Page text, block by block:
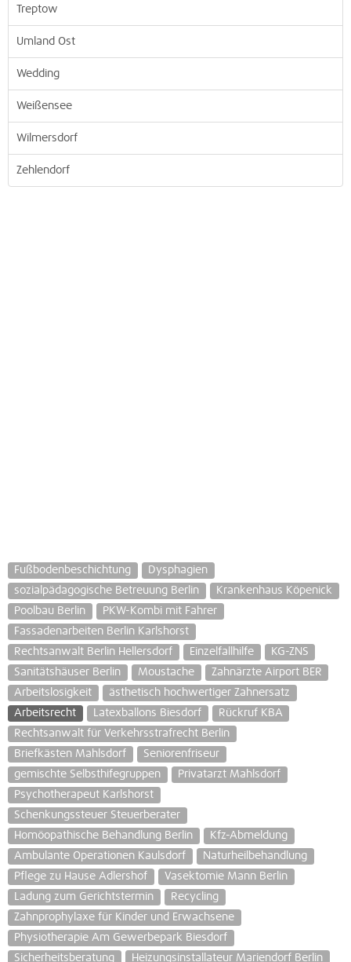
Treptow
Umland Ost
Wedding
Weißensee
Wilmersdorf
Zehlendorf
Fußbodenbeschichtung
Dysphagien
sozialpädagogische Betreuung Berlin
Krankenhaus Köpenick
Poolbau Berlin
PKW-Kombi mit Fahrer
Fassadenarbeiten Berlin Karlshorst
Rechtsanwalt Berlin Hellersdorf
Einzelfallhilfe
KG-ZNS
Sanitätshäuser Berlin
Moustache
Zahnärzte Airport BER
Arbeitslosigkeit
ästhetisch hochwertiger Zahnersatz
Arbeitsrecht
Latexballons Biesdorf
Rückruf KBA
Rechtsanwalt für Verkehrsstrafrecht Berlin
Briefkästen Mahlsdorf
Seniorenfriseur
gemischte Selbsthifegruppen
Privatarzt Mahlsdorf
Psychotherapeut Karlshorst
Schenkungssteuer Steuerberater
Homöopathische Behandlung Berlin
Kfz-Abmeldung
Ambulante Operationen Kaulsdorf
Naturheilbehandlung
Pflege zu Hause Adlershof
Vasektomie Mann Berlin
Ladung zum Gerichtstermin
Recycling
Zahnprophylaxe für Kinder und Erwachsene
Physiotherapie Am Gewerbepark Biesdorf
Sicherheitsberatung
Heizungsinstallateur Mariendorf Berlin